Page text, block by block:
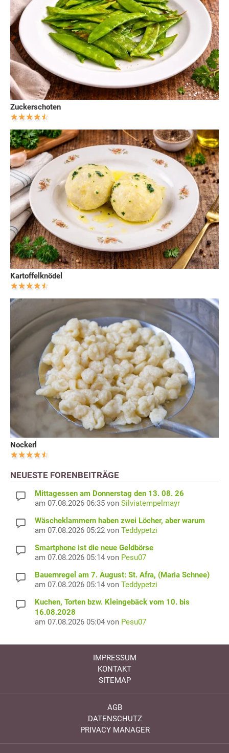
Zuckerschoten
Kartoffelknödel
Nockerl
NEUESTE FORENBEITRÄGE
Mittagessen am Donnerstag den 13. 08. 26
am 07.08.2026 06:35 von Silviatempelmayr
Wäscheklammern haben zwei Löcher, aber warum
am 07.08.2026 05:22 von Teddypetzi
Smartphone ist die neue Geldbörse
am 07.08.2026 05:14 von Pesu07
Bauernregel am 7. August: St. Afra, (Maria Schnee)
am 07.08.2026 05:14 von Teddypetzi
Kuchen, Torten bzw. Kleingebäck vom 10. bis
16.08.2028
am 07.08.2026 05:04 von Pesu07
IMPRESSUM
KONTAKT
SITEMAP
AGB
DATENSCHUTZ
PRIVACY MANAGER